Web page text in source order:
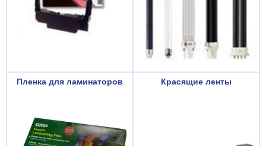
Пленка для ламинаторов Красящие ленты